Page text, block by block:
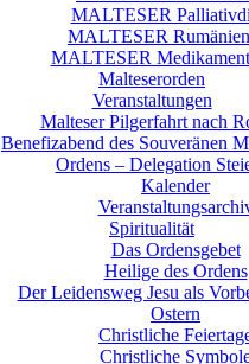
MALTESER
MALTESER
MALTESER
Malteserorden
Veranstaltungen
Malteser Pilgerfahrt nach
Benefizabend des Souveränen
Ordens – Delegation
Kalender
Spiritualität
Das Ordensgebet
Heilige des Ordens
Der Leidensweg Jesu als
Ostern
Christliche
Christliche